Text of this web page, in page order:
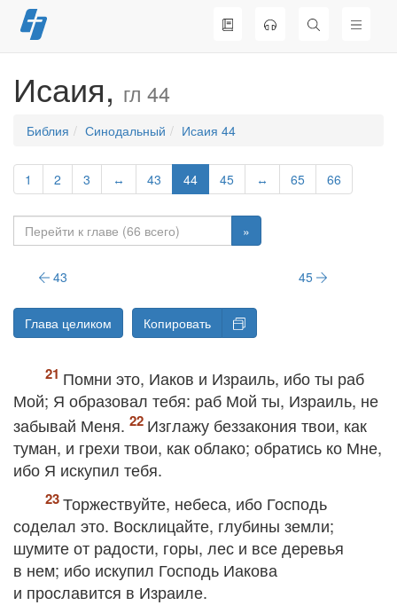
Перейти
к
Исаия, гл 44
Библия Синодальный Исаия 44
1 2 3 ↔ 43 44 45 ↔ 65 66
»
43 45
Глава целиком Копировать
Помни это, Иаков и Израиль, ибо ты раб
Мой; Я образовал тебя: раб Мой ты, Израиль, не
забывай Меня.
Изглажу беззакония твои, как
туман, и грехи твои, как облако; обратись ко Мне,
ибо Я искупил тебя.
Торжествуйте, небеса, ибо Господь
соделал это. Восклицайте, глубины земли;
шумите от радости, горы, лес и все деревья
в нем; ибо искупил Господь Иакова
и прославится в Израиле.